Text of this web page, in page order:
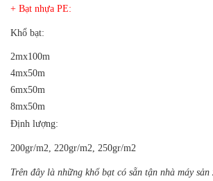
+ Bạt nhựa PE:
Khổ bạt:
2mx100m
4mx50m
6mx50m
8mx50m
Định lượng:
200gr/m2, 220gr/m2, 250gr/m2
Trên đây là những khổ bạt có sẵn tận nhà máy sản